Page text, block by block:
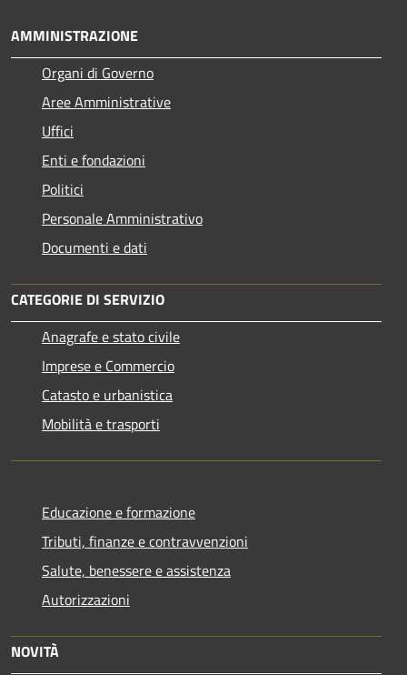
AMMINISTRAZIONE
Organi di Governo
Aree Amministrative
Uffici
Enti e fondazioni
Politici
Personale Amministrativo
Documenti e dati
CATEGORIE DI SERVIZIO
Anagrafe e stato civile
Imprese e Commercio
Catasto e urbanistica
Mobilità e trasporti
Educazione e formazione
Tributi, finanze e contravvenzioni
Salute, benessere e assistenza
Autorizzazioni
NOVITÀ